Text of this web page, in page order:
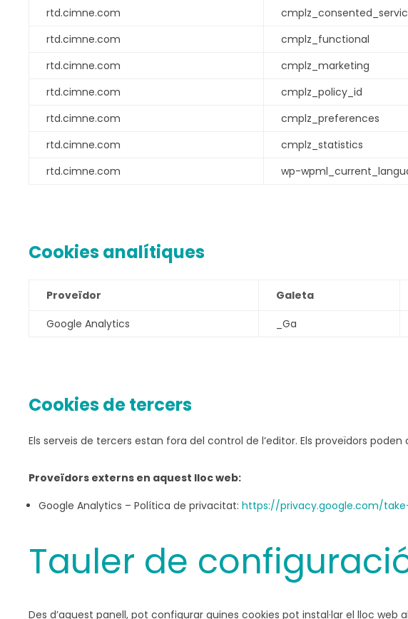
rtd.cimne.com
rtd.cimne.com
cmplz_functional
rtd.cimne.com
cmplz_marketing
rtd.cimne.com
cmplz_policy_id
rtd.cimne.com
cmplz_preferences
rtd.cimne.com
cmplz_statistics
rtd.cimne.com
wp-
Cookies analítiques
Proveïdor Galeta
Google Analytics
_Ga
Cookies de tercers
Els serveis de tercers estan fora del control de l’editor. Els proveïdors
Proveïdors externs en aquest lloc web:
Google Analytics – Política de privacitat:https://privacy.google.com/
Tauler de
Des d’aquest panell, pot configurar quines cookies pot instal·lar el lloc